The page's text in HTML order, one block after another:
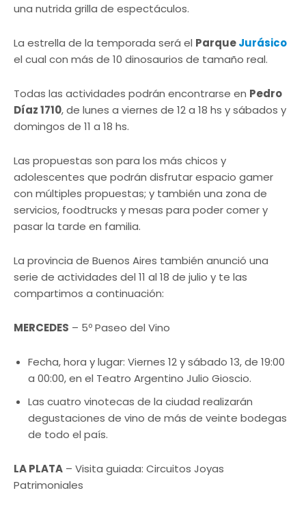
una nutrida grilla de espectáculos.
La estrella de la temporada será el ParqueJurásico
el cual con más de 10 dinosaurios de tamaño real.
Todas las actividades podrán encontrarse en Pedro
Díaz 1710, de lunes a viernes de 12 a 18 hs y sábados y
domingos de 11 a 18 hs.
Las propuestas son para los más chicos y
adolescentes que podrán disfrutar espacio gamer
con múltiples propuestas; y también una zona de
servicios, foodtrucks y mesas para poder comer y
pasar la tarde en familia.
La provincia de Buenos Aires también anunció una
serie de actividades del 11 al 18 de julio y te las
compartimos a continuación:
MERCEDES – 5º Paseo del Vino
Fecha, hora y lugar: Viernes 12 y sábado 13, de 19:00
a 00:00, en el Teatro Argentino Julio Gioscio.
Las cuatro vinotecas de la ciudad realizarán
degustaciones de vino de más de veinte bodegas
de todo el país.
LA PLATA – Visita guiada: Circuitos Joyas
Patrimoniales